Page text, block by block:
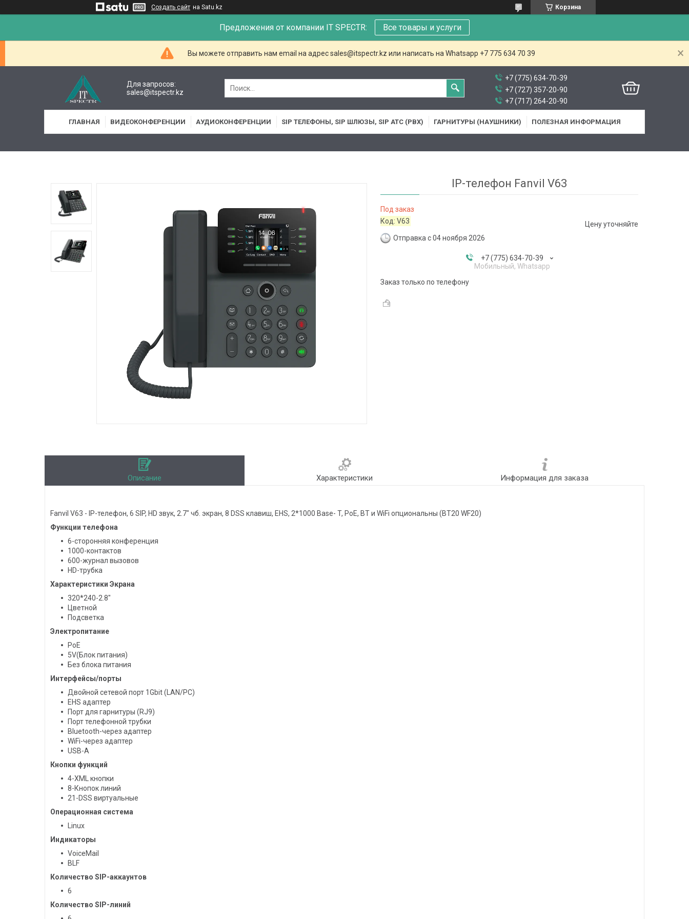
Создать сайт на Satu.kz Корзина
Предложения от компании IT SPECTR: Все товары и услуги
Вы можете отправить нам email на адрес sales@itspectr.kz или написать на Whatsapp +7 775 634 70 39
Для запросов:
sales@itspectr.kz
+7 (775) 634-70-39
+7 (727) 357-20-90
+7 (717) 264-20-90
ГЛАВНАЯ ВИДЕОКОНФЕРЕНЦИИ АУДИОКОНФЕРЕНЦИИ SIP ТЕЛЕФОНЫ, SIP ШЛЮЗЫ, SIP АТС (PBX) ГАРНИТУРЫ (НАУШНИКИ) ПОЛЕЗНАЯ ИНФОРМАЦИЯ
IP-телефон Fanvil V63
Под заказ
Код:V63
Отправка с 04 ноября 2026
Цену уточняйте
+7 (775) 634-70-39
Мобильный, Whatsapp
Заказ только по телефону
Описание Характеристики Информация для заказа
Fanvil V63 - IP-телефон, 6 SIP, HD звук, 2.7" чб. экран, 8 DSS клавиш, EHS, 2*1000 Base- T, PoE, BT и WiFi опциональны (BT20 WF20)
Функции телефона
6-сторонняя конференция
1000-контактов
600-журнал вызовов
HD-трубка
Характеристики Экрана
320*240-2.8"
Цветной
Подсветка
Электропитание
PoE
5V(Блок питания)
Без блока питания
Интерфейсы/порты
Двойной сетевой порт 1Gbit (LAN/PC)
EHS адаптер
Порт для гарнитуры (RJ9)
Порт телефонной трубки
Bluetooth-через адаптер
WiFi-через адаптер
USB-A
Кнопки функций
4-XML кнопки
8-Кнопок линий
21-DSS виртуальные
Операционная система
Linux
Индикаторы
VoiceMail
BLF
Количество SIP-аккаунтов
6
Количество SIP-линий